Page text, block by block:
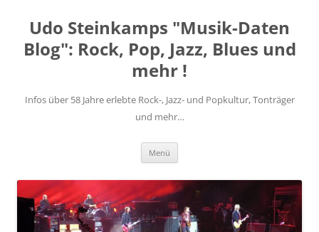
springen
Udo Steinkamps "Musik-Daten
Blog": Rock, Pop, Jazz, Blues und
mehr !
Infos über 58 Jahre erlebte Rock-, Jazz- und Popkultur, Tonträger
und mehr…
Menü